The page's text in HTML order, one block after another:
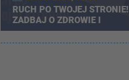
RUCH PO TWOJEJ STRONIE!
ZADBAJ O ZDROWIE I
SPRAWNOŚĆ SWOJEGO
DZIECKA.